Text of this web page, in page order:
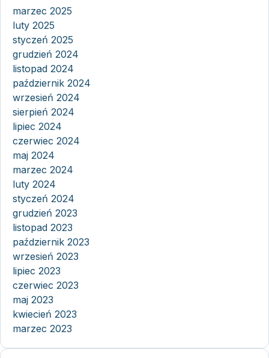
marzec 2025
luty 2025
styczeń 2025
grudzień 2024
listopad 2024
październik 2024
wrzesień 2024
sierpień 2024
lipiec 2024
czerwiec 2024
maj 2024
marzec 2024
luty 2024
styczeń 2024
grudzień 2023
listopad 2023
październik 2023
wrzesień 2023
lipiec 2023
czerwiec 2023
maj 2023
kwiecień 2023
marzec 2023